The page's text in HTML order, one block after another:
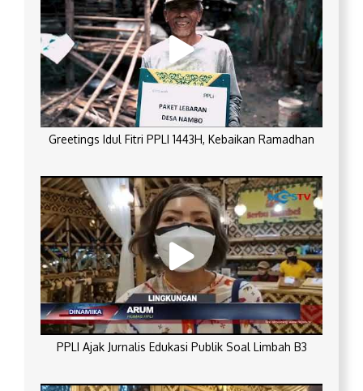
Greetings Idul Fitri PPLI 1443H, Kebaikan Ramadhan
PPLI Ajak Jurnalis Edukasi Publik Soal Limbah B3